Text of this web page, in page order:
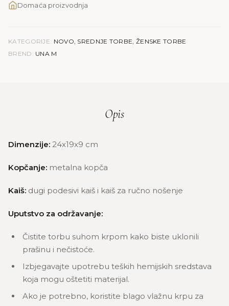
Domaća proizvodnja
KATEGORIJE: NOVO SREDNJE TORBE ŽENSKE TORBE
BREND: UNA M
Opis
Dimenzije: 24x19x9 cm
Kopčanje: metalna kopča
Kaiš: dugi podesivi kaiš i kaiš za ručno nošenje
Uputstvo za održavanje:
Čistite torbu suhom krpom kako biste uklonili
prašinu i nečistoće.
Izbjegavajte upotrebu teških hemijskih sredstava
koja mogu oštetiti materijal.
Ako je potrebno, koristite blago vlažnu krpu za